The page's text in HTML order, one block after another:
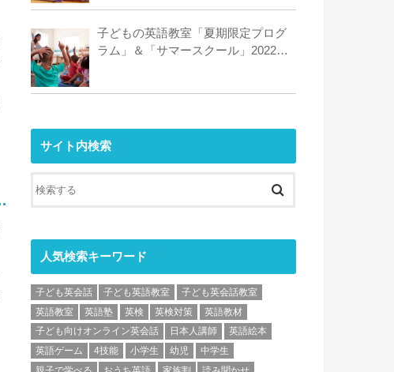
子どもの英語教室「夏期限定プログ
ラム」＆「サマースクール」2022特
サイト内検索
人気検索キーワード
子ども英会話 子ども英語教室
子ども英会話教室
英語教室
英語塾 英検 英検対策
英語教材
子ども向けオンライン英会話
日本人講師
英語絵本
英語ゲーム
4技能 小学生 幼児
中学生